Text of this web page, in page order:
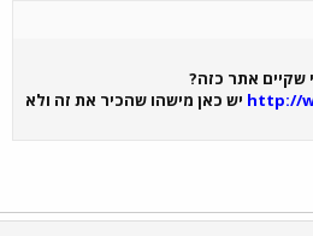
שקיים אתר כזה?
http:// יש כאן מישהו שהכיר את זה ולא